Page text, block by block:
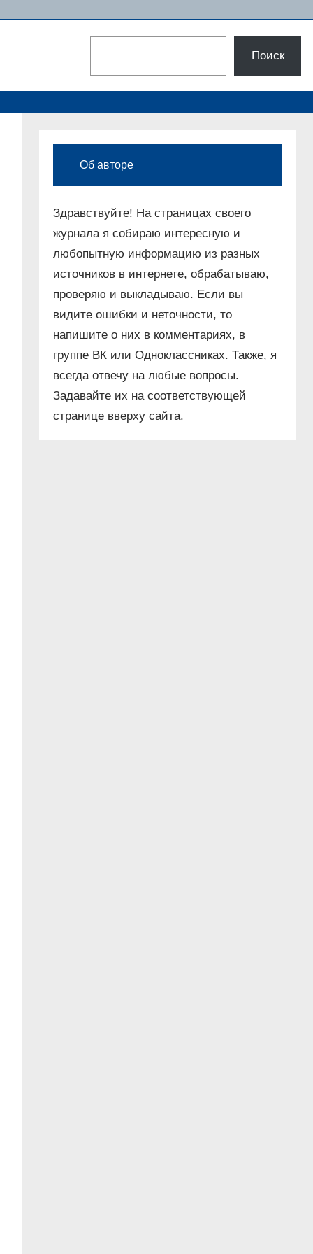
Поиск
Об авторе
Здравствуйте! На страницах своего
журнала я собираю интересную и
любопытную информацию из разных
источников в интернете, обрабатываю,
проверяю и выкладываю. Если вы
видите ошибки и неточности, то
напишите о них в комментариях, в
группе ВК или Одноклассниках. Также, я
всегда отвечу на любые вопросы.
Задавайте их на соответствующей
странице вверху сайта.